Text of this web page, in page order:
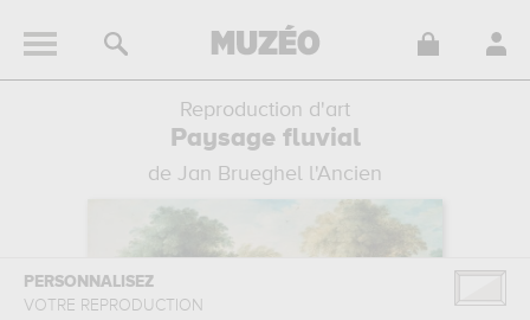
Reproduction d'art
Paysage fluvial
de Jan Brueghel l'Ancien
PERSONNALISEZ
VOTRE REPRODUCTION